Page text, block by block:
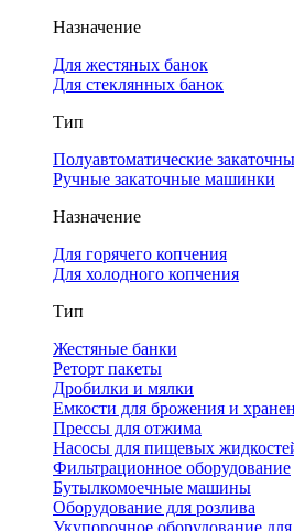
Назначение
Для жестяных банок
Для стеклянных банок
Тип
Полуавтоматические
Ручные закаточные машинки
Назначение
Для горячего копчения
Для холодного копчения
Тип
Жестяные банки
Реторт пакеты
Дробилки и мялки
Емкости для брожения и
Прессы для отжима
Насосы для пищевых
Фильтрационное оборудование
Бутылкомоечные машины
Оборудование для розлива
Укупорочное оборудование